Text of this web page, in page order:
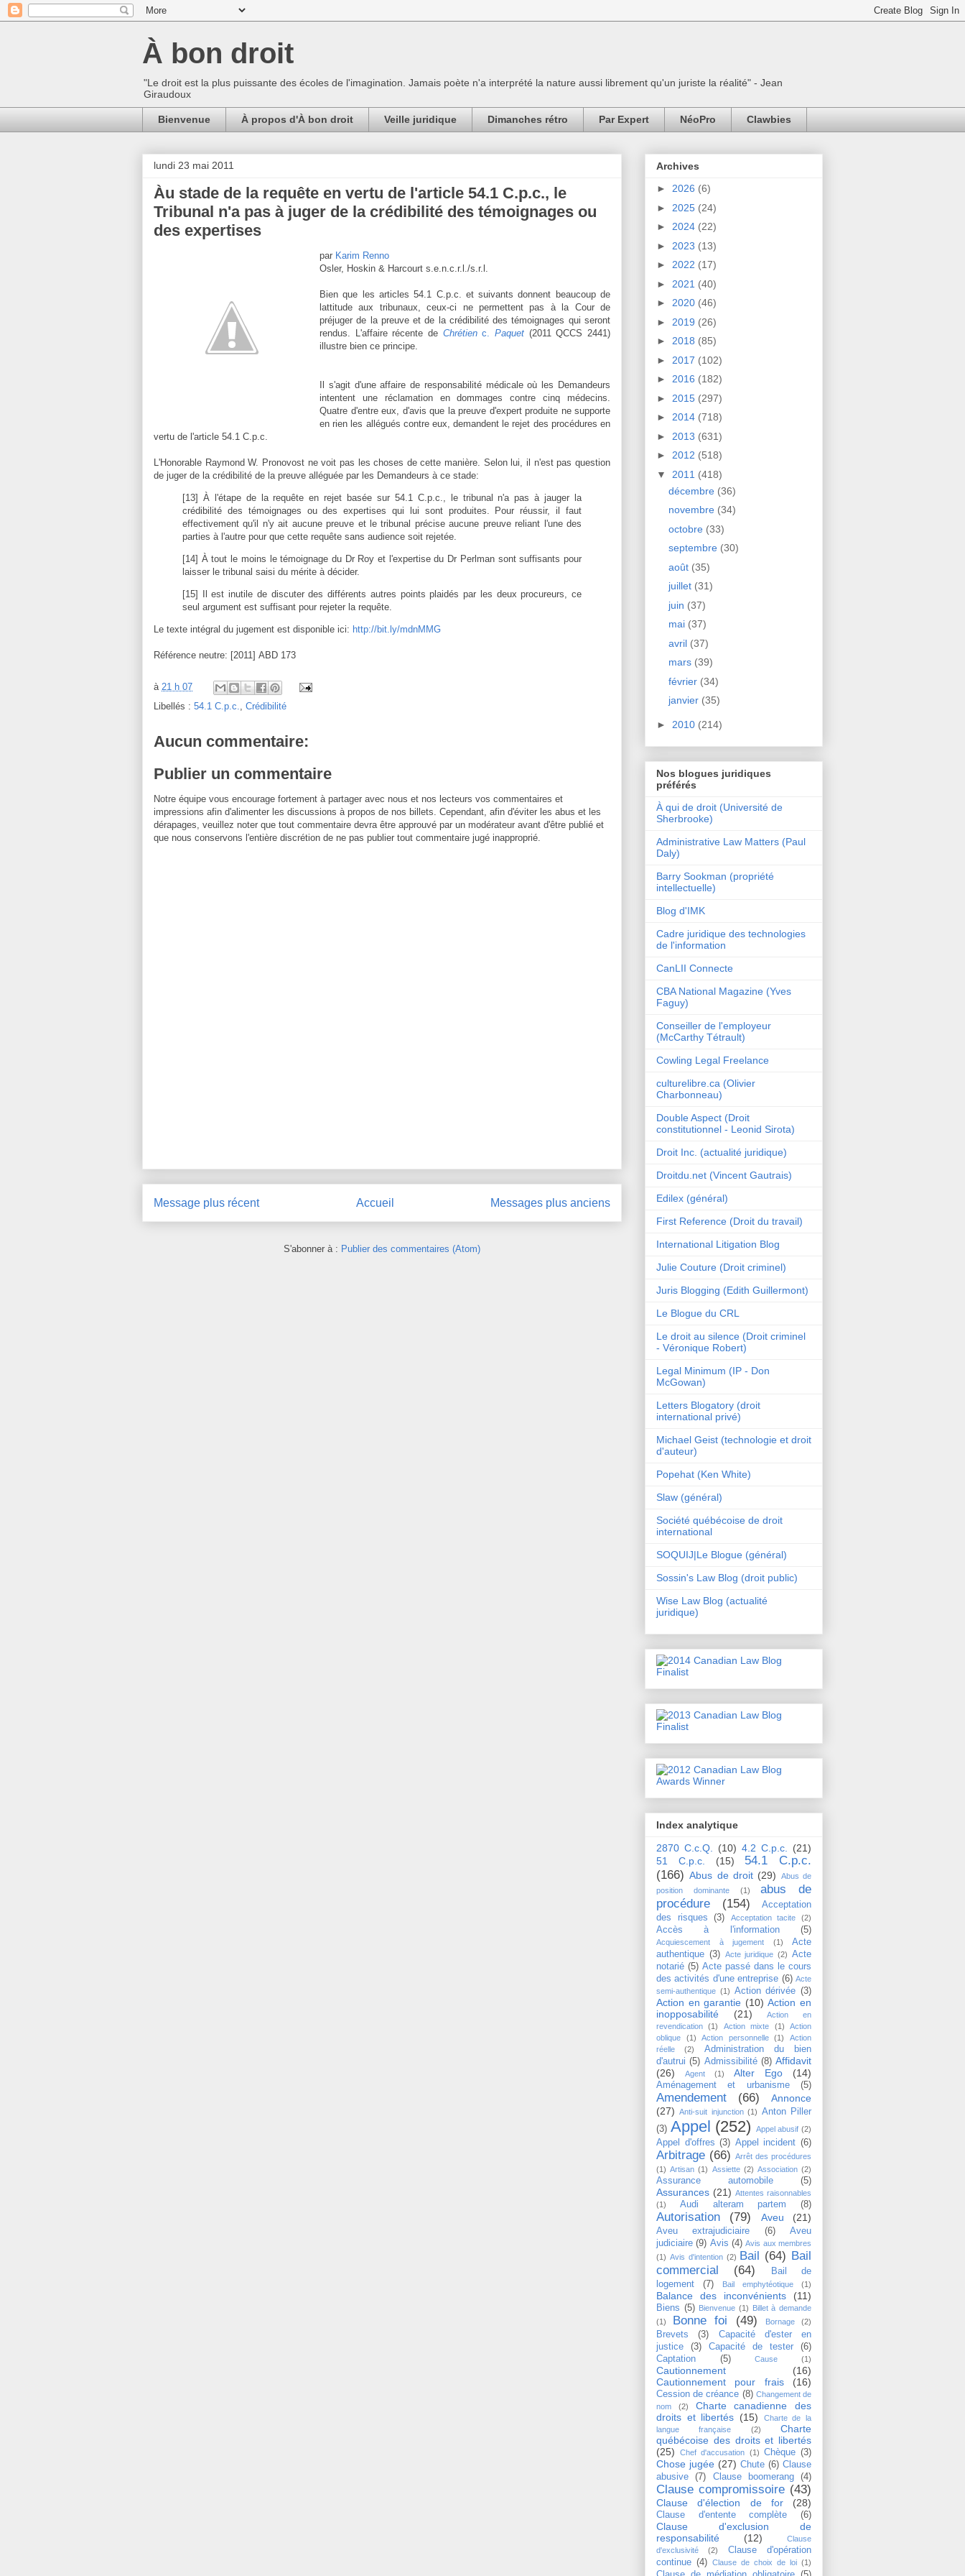
À bon droit
"Le droit est la plus puissante des écoles de l'imagination. Jamais poète n'a interprété la nature aussi librement qu'un juriste la réalité" - Jean
Giraudoux
Bienvenue À propos d'À bon droit Veille juridique Dimanches rétro Par Expert NéoPro Clawbies
lundi 23 mai 2011
Àu stade de la requête en vertu de l'article 54.1 C.p.c., le
Tribunal n'a pas à juger de la crédibilité des témoignages ou
des expertises
par Karim Renno
Osler, Hoskin & Harcourt s.e.n.c.r.l./s.r.l.
Bien que les articles 54.1 C.p.c. et suivants donnent beaucoup de
lattitude aux tribunaux, ceux-ci ne permettent pas à la Cour de
préjuger de la preuve et de la crédibilité des témoignages qui seront
rendus. L'affaire récente de Chrétienc.Paquet (2011 QCCS 2441)
illustre bien ce principe.
Il s'agit d'une affaire de responsabilité médicale où les Demandeurs
intentent une réclamation en dommages contre cinq médecins.
Quatre d'entre eux, d'avis que la preuve d'expert produite ne supporte
en rien les allégués contre eux, demandent le rejet des procédures en
vertu de l'article 54.1 C.p.c.
L'Honorable Raymond W. Pronovost ne voit pas les choses de cette manière. Selon lui, il n'est pas question
de juger de la crédibilité de la preuve alléguée par les Demandeurs à ce stade:
[13] À l'étape de la requête en rejet basée sur 54.1 C.p.c., le tribunal n'a pas à jauger la
crédibilité des témoignages ou des expertises qui lui sont produites. Pour réussir, il faut
effectivement qu'il n'y ait aucune preuve et le tribunal précise aucune preuve reliant l'une des
parties à l'autre pour que cette requête sans audience soit rejetée.
[14] À tout le moins le témoignage du Dr Roy et l'expertise du Dr Perlman sont suffisants pour
laisser le tribunal saisi du mérite à décider.
[15] Il est inutile de discuter des différents autres points plaidés par les deux procureurs, ce
seul argument est suffisant pour rejeter la requête.
Le texte intégral du jugement est disponible ici: http://bit.ly/mdnMMG
Référence neutre: [2011] ABD 173
à 21 h 07
Libellés : 54.1 C.p.c. Crédibilité
Aucun commentaire:
Publier un commentaire
Notre équipe vous encourage fortement à partager avec nous et nos lecteurs vos commentaires et
impressions afin d'alimenter les discussions à propos de nos billets. Cependant, afin d'éviter les abus et les
dérapages, veuillez noter que tout commentaire devra être approuvé par un modérateur avant d'être publié et
que nous conservons l'entière discrétion de ne pas publier tout commentaire jugé inapproprié.
Message plus récent Messages plus anciens
Accueil
S'abonner à : Publier des commentaires (Atom)
Archives
► 2026 (6)
► 2025 (24)
► 2024 (22)
► 2023 (13)
► 2022 (17)
► 2021 (40)
► 2020 (46)
► 2019 (26)
► 2018 (85)
► 2017 (102)
► 2016 (182)
► 2015 (297)
► 2014 (718)
► 2013 (631)
► 2012 (518)
▼ 2011 (418)
décembre (36)
novembre (34)
octobre (33)
septembre (30)
août (35)
juillet (31)
juin (37)
mai (37)
avril (37)
mars (39)
février (34)
janvier (35)
► 2010 (214)
Nos blogues juridiques
préférés
À qui de droit (Université de
Sherbrooke)
Administrative Law Matters (Paul
Daly)
Barry Sookman (propriété
intellectuelle)
Blog d'IMK
Cadre juridique des technologies
de l'information
CanLII Connecte
CBA National Magazine (Yves
Faguy)
Conseiller de l'employeur
(McCarthy Tétrault)
Cowling Legal Freelance
culturelibre.ca (Olivier
Charbonneau)
Double Aspect (Droit
constitutionnel - Leonid Sirota)
Droit Inc. (actualité juridique)
Droitdu.net (Vincent Gautrais)
Edilex (général)
First Reference (Droit du travail)
International Litigation Blog
Julie Couture (Droit criminel)
Juris Blogging (Edith Guillermont)
Le Blogue du CRL
Le droit au silence (Droit criminel
- Véronique Robert)
Legal Minimum (IP - Don
McGowan)
Letters Blogatory (droit
international privé)
Michael Geist (technologie et droit
d'auteur)
Popehat (Ken White)
Slaw (général)
Société québécoise de droit
international
SOQUIJ|Le Blogue (général)
Sossin's Law Blog (droit public)
Wise Law Blog (actualité
juridique)
Index analytique
2870 C.c.Q. (10) 4.2 C.p.c. (21)
51 C.p.c.
(15)
54.1 C.p.c.
(166) Abus de droit (29)
Abus de
position dominante
(1)
abus de
procédure
(154)
Acceptation
des risques
(3) Acceptation tacite (2)
Accès à l'information (5)
Acquiescement à jugement (1)
Acte
authentique (3) Acte juridique (2) Acte
notarié (5) Acte passé dans le cours
des activités d'une entreprise (6) Acte
semi-authentique (1) Action dérivée (3)
Action en garantie (10) Action en
inopposabilité
(21)
Action en
revendication
(1) Action mixte (1)
Action
oblique
(1) Action personnelle (1)
Action
réelle
(2)
Administration du bien
d'autrui (5) Admissibilité (8) Affidavit
(26)
Agent (1) Alter Ego (14)
Aménagement et urbanisme (5)
Amendement (66)
Annonce
(27)
Anti-suit injunction (1) Anton Piller
(3) Appel (252) Appel abusif (2)
Appel d'offres (3) Appel incident (6)
Arbitrage (66) Arrêt des procédures
(1) Artisan (1) Assiette (2) Association (2)
Assurance automobile (5)
Assurances (21) Attentes raisonnables
(1)
Audi alteram partem (8)
Autorisation (79) Aveu (21)
Aveu extrajudiciaire (6)
Aveu
judiciaire (9) Avis (4) Avis aux membres
(1) Avis d'intention (2) Bail (64) Bail
commercial
(64)
Bail de
logement
(7) Bail emphytéotique (1)
Balance des inconvénients (11)
Biens (5) Bienvenue (1)
Billet à demande
(1)
Bonne foi (49) Bornage (2)
Brevets (3)
Capacité d'ester en
justice
(3) Capacité de tester
(6)
Captation
(5) Cause (1)
Cautionnement
(16)
Cautionnement pour frais
(16)
Cession de créance (8) Changement de
nom
(2)
Charte canadienne des
droits et libertés (15)
Charte de la
langue française
(2)
Charte
québécoise des droits et libertés
(25)
Chef d'accusation (1) Chèque (3)
Chose jugée (27) Chute (6) Clause
abusive
(7) Clause boomerang (4)
Clause compromissoire (43)
Clause d'élection de for (28)
Clause d'entente complète (6)
Clause d'exclusion de
responsabilité
(12)
Clause
d'exclusivité
(2)
Clause d'opération
continue (4) Clause de choix de loi (1)